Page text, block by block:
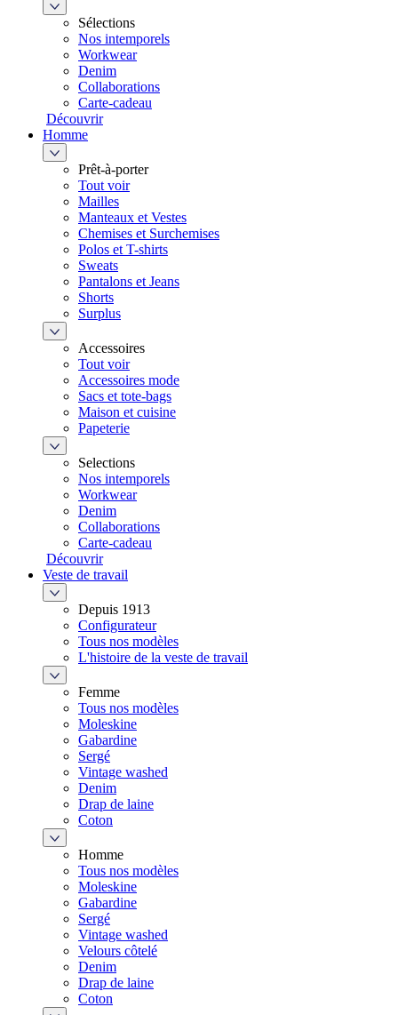
Sélections
Nos intemporels
Workwear
Denim
Collaborations
Carte-cadeau
Découvrir
Homme
Prêt-à-porter
Tout voir
Mailles
Manteaux et Vestes
Chemises et Surchemises
Polos et T-shirts
Sweats
Pantalons et Jeans
Shorts
Surplus
Accessoires
Tout voir
Accessoires mode
Sacs et tote-bags
Maison et cuisine
Papeterie
Selections
Nos intemporels
Workwear
Denim
Collaborations
Carte-cadeau
Découvrir
Veste de travail
Depuis 1913
Configurateur
Tous nos modèles
L'histoire de la veste de travail
Femme
Tous nos modèles
Moleskine
Gabardine
Sergé
Vintage washed
Denim
Drap de laine
Coton
Homme
Tous nos modèles
Moleskine
Gabardine
Sergé
Vintage washed
Velours côtelé
Denim
Drap de laine
Coton